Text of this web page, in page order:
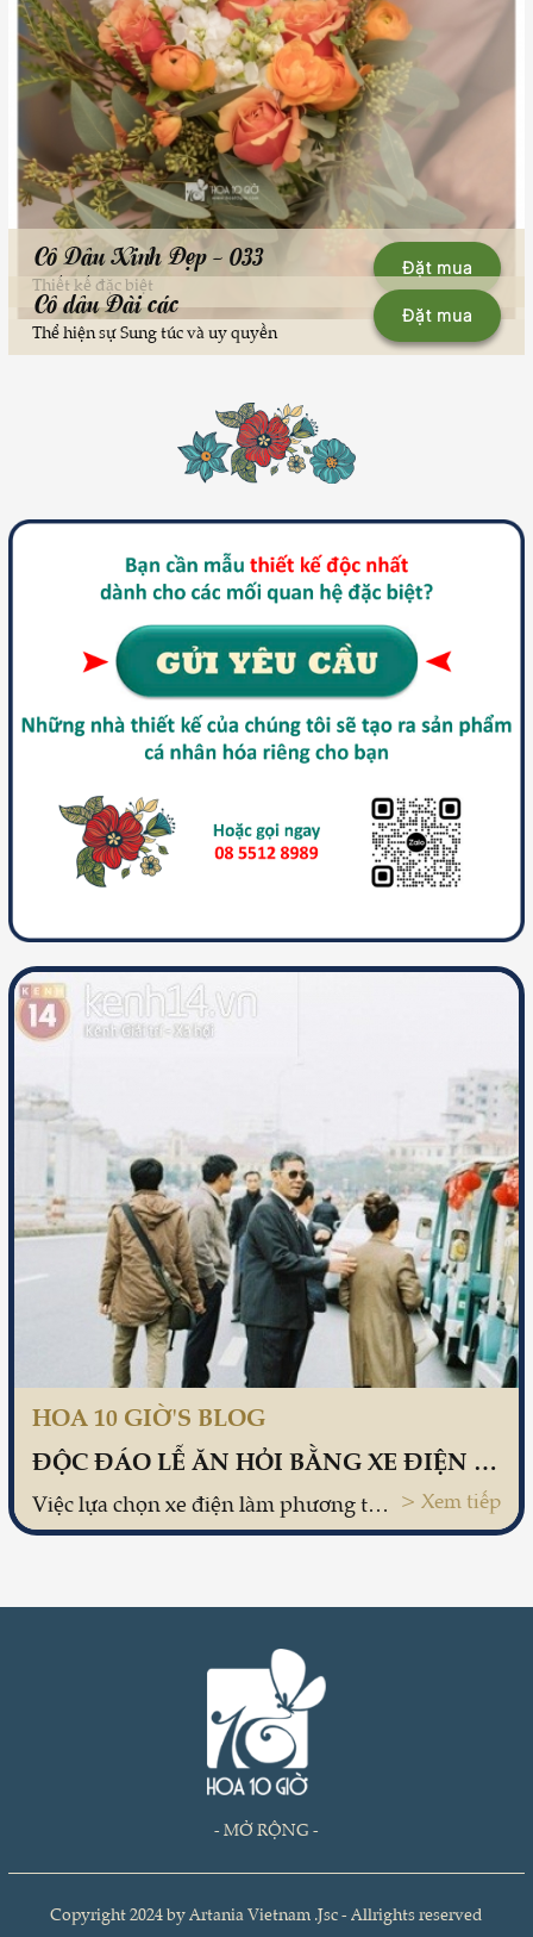
Cô Dâu Xinh Đẹp - 033 Đặt mua
Thiết kế đặc biệt
Cô dâu Đài các Đặt mua
Thể hiện sự Sung túc và uy quyền
HOA 10 GIỜ'S BLOG
ĐỘC ĐÁO LỄ ĂN HỎI BẰNG XE ĐIỆN TẠI HÀ NỘI
Việc lựa chọn xe điện làm phương tiện để đi ăn hỏi đã khiến cho nhiều người cảm thấy vô cùng thích thú với sự đổi mới này. > Xem tiếp
- MỞ RỘNG -
Copyright 2024 by Artania Vietnam .Jsc - Allrights reserved